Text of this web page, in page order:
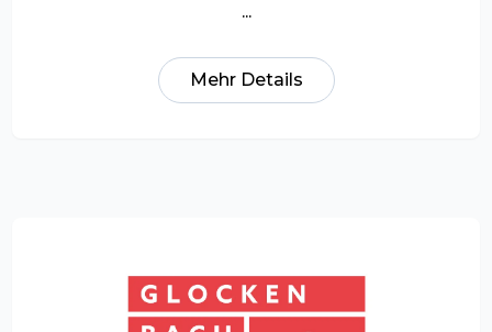
...
Mehr Details